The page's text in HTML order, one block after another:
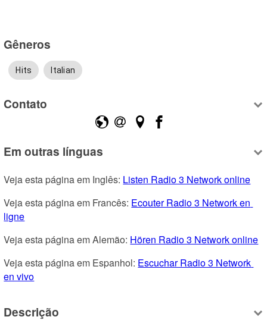
Gêneros
Hits Italian
Contato
Em outras línguas
Veja esta página em Inglês: Listen Radio 3 Network online
Veja esta página em Francês: Ecouter Radio 3 Network en
ligne
Veja esta página em Alemão: Hören Radio 3 Network online
Veja esta página em Espanhol: Escuchar Radio 3 Network
en vivo
Descrição